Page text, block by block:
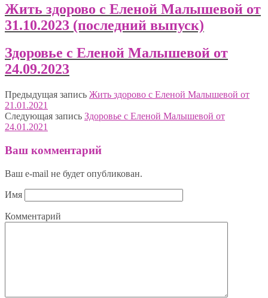
Жить здорово с Еленой Малышевой от
31.10.2023 (последний выпуск)
Здоровье с Еленой Малышевой от
24.09.2023
Предыдущая запись Жить здорово с Еленой Малышевой от
21.01.2021
Следующая запись Здоровье с Еленой Малышевой от
24.01.2021
Ваш комментарий
Ваш e-mail не будет опубликован.
Имя
Комментарий